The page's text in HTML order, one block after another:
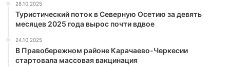
28.10.2025
Туристический поток в Северную Осетию за девять
месяцев 2025 года вырос почти вдвое
24.10.2025
В Правобережном районе Карачаево-Черкесии
стартовала массовая вакцинация